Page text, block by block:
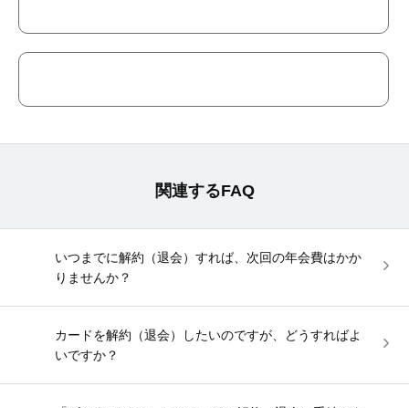
関連するFAQ
いつまでに解約（退会）すれば、次回の年会費はかか
りませんか？
カードを解約（退会）したいのですが、どうすればよ
いですか？